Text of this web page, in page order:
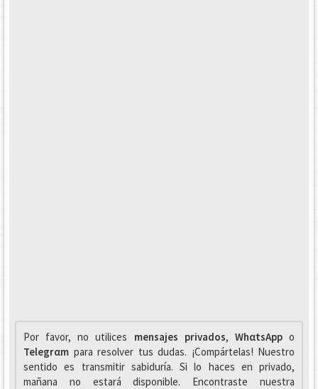
Por favor, no utilices mensajes privados, WhαtsAppo
Telegrαm para resolver tus dudas. ¡Compártelas! Nuestro
sentido es transmitir sabiduría. Si lo haces en privado,
mañana no estará disponible. Encontraste nuestra